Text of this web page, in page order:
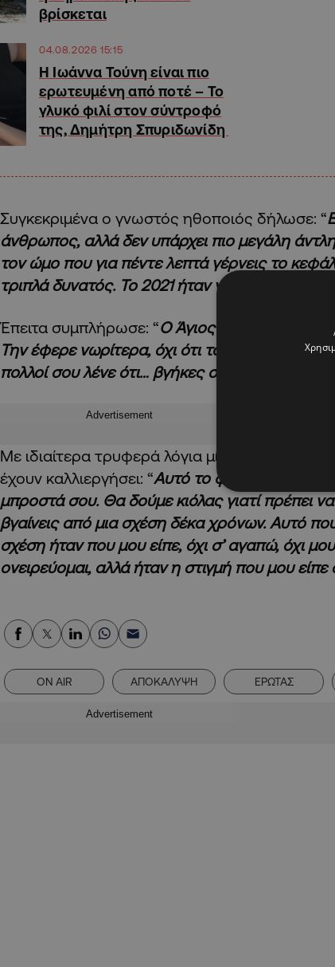
βρίσκεται
04.08.2026 15:15
H Ιωάννα Τούνη είναι πιο
ερωτευμένη από ποτέ – Το
γλυκό φιλί στον σύντροφό
της, Δημήτρη Σπυριδωνίδη
Συγκεκριμένα ο γνωστός ηθοποιός δήλωσε: “
άνθρωπος, αλλά δεν υπάρχει πιο μεγάλη
τον ώμο που για πέντε λεπτά γέρνεις το
τριπλά δυνατός. Το 2021 ήταν για μένα η
Έπειτα συμπλήρωσε: “Ο Άγιος Βασίλης μας
Την έφερε νωρίτερα, όχι ότι το έψαχνα, να το
πολλοί σου λένε ότι… βγήκες στη γύρα
Advertisement
Με ιδιαίτερα τρυφερά λόγια μίλησε για τη
έχουν καλλιεργήσει: “Αυτό το φέρνει η τύχη,
μπροστά σου. Θα δούμε κιόλας γιατί πρέπει να
βγαίνεις από μια σχέση δέκα χρόνων. Αυτό
σχέση ήταν που μου είπε, όχι σ’ αγαπώ, όχι
ονειρεύομαι, αλλά ήταν η στιγμή που μου είπε
ON AIR ΑΠΟΚΑΛΥΨΗ ΕΡΩΤΑΣ
Advertisement